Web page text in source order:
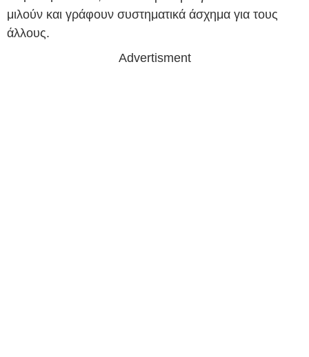
μιλούν και γράφουν συστηματικά άσχημα για τους
άλλους.
Advertisment